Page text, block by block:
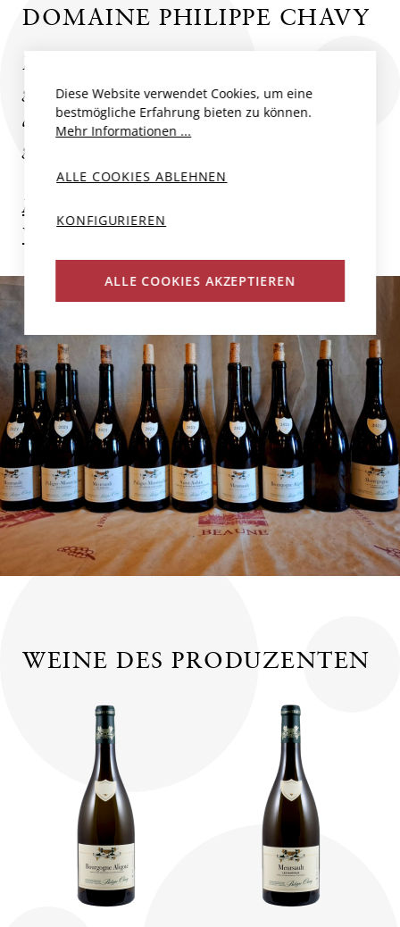
DOMAINE PHILIPPE CHAVY
Philippe Chavy, ein kleiner Mann mit
grossem Talent, hat sein Weingut stetig
ausgebaut, seit er sich 1990 selbstständig
gemacht...
Mehr zum Produzent
Weitere Weine des Produzenten
WEINE DES PRODUZENTEN
Diese Website verwendet Cookies, um eine
bestmögliche Erfahrung bieten zu können.
Mehr Informationen ...
ALLE COOKIES ABLEHNEN
KONFIGURIEREN
ALLE COOKIES AKZEPTIEREN